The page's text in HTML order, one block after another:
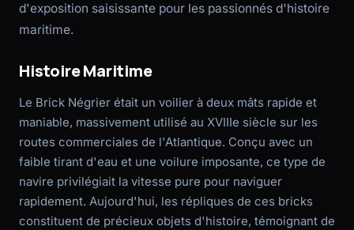
d'exposition saisissante pour les passionnés d'histoire
maritime.
Histoire Maritime
Le Brick Négrier était un voilier à deux mâts rapide et
maniable, massivement utilisé au XVIIIe siècle sur les
routes commerciales de l'Atlantique. Conçu avec un
faible tirant d'eau et une voilure imposante, ce type de
navire privilégiait la vitesse pure pour naviguer
rapidement. Aujourd'hui, les répliques de ces bricks
constituent de précieux objets d'histoire, témoignant de